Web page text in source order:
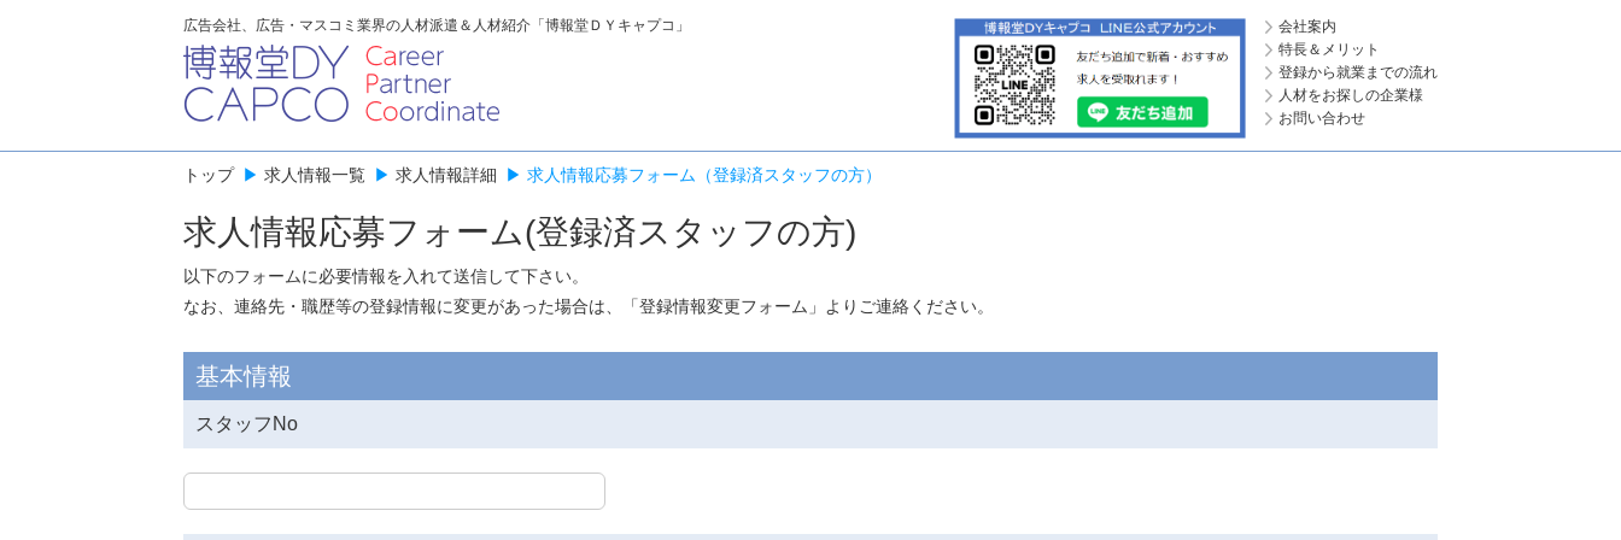
広告会社、広告・マスコミ業界の人材派遣＆人材紹介「博報堂ＤＹキャプコ」
会社案内
特長＆メリット
登録から就業までの流れ
人材をお探しの企業様
お問い合わせ
トップ ▶ 求人情報一覧 ▶ 求人情報詳細 ▶ 求人情報応募フォーム（登録済スタッフの方）
求人情報応募フォーム(登録済スタッフの方)
以下のフォームに必要情報を入れて送信して下さい。
なお、連絡先・職歴等の登録情報に変更があった場合は、「登録情報変更フォーム 」よりご連絡ください。
基本情報
スタッフNo